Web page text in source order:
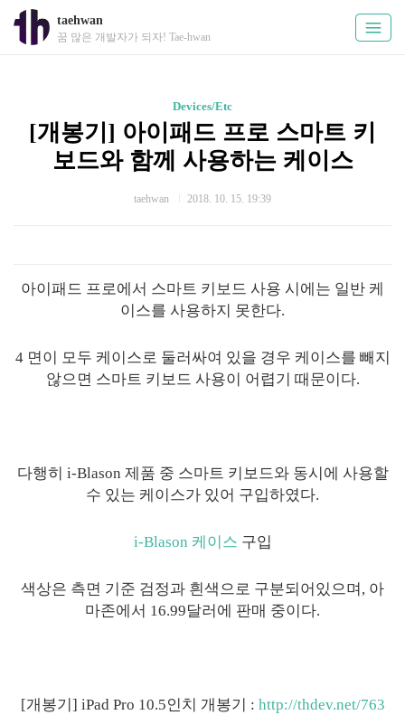
taehwan
꿈 많은 개발자가 되자! Tae-hwan
Devices/Etc
[개봉기] 아이패드 프로 스마트 키
보드와 함께 사용하는 케이스
taehwan 2018. 10. 15. 19:39
아이패드 프로에서 스마트 키보드 사용 시에는 일반 케
이스를 사용하지 못한다.
4 면이 모두 케이스로 둘러싸여 있을 경우 케이스를 빼지
않으면 스마트 키보드 사용이 어렵기 때문이다.
다행히 i-Blason 제품 중 스마트 키보드와 동시에 사용할
수 있는 케이스가 있어 구입하였다.
i-Blason 케이스 구입
색상은 측면 기준 검정과 흰색으로 구분되어있으며, 아
마존에서 16.99달러에 판매 중이다.
[개봉기] iPad Pro 10.5인치 개봉기 : http://thdev.net/763